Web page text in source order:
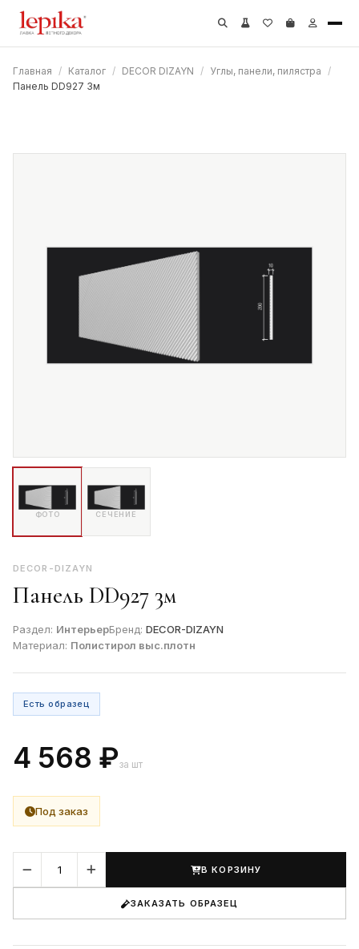
Главная / Каталог / DECOR DIZAYN / Углы, панели, пилястра /
Панель DD927 3м
ФОТО СЕЧЕНИЕ
DECOR-DIZAYN
Панель DD927 3м
Раздел: ИнтерьерБренд: DECOR-DIZAYN
Материал: Полистирол выс.плотн
Есть образец
4 568 ₽за шт
Под заказ
В КОРЗИНУ
ЗАКАЗАТЬ ОБРАЗЕЦ